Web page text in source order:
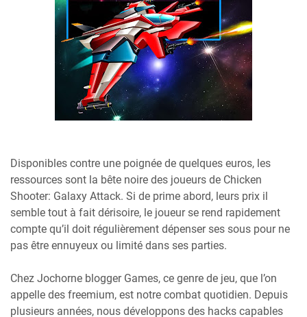
Disponibles contre une poignée de quelques euros, les
ressources sont la bête noire des joueurs de Chicken
Shooter: Galaxy Attack. Si de prime abord, leurs prix il
semble tout à fait dérisoire, le joueur se rend rapidement
compte qu’il doit régulièrement dépenser ses sous pour ne
pas être ennuyeux ou limité dans ses parties.
Chez Jochorne blogger Games, ce genre de jeu, que l’on
appelle des freemium, est notre combat quotidien. Depuis
plusieurs années, nous développons des hacks capables